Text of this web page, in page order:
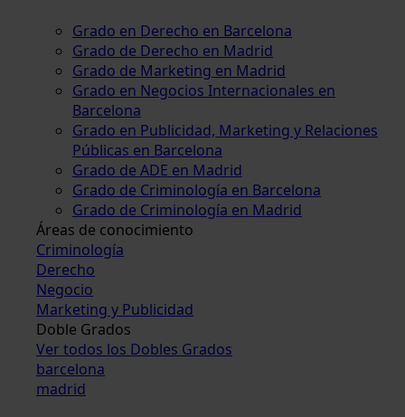
Grado en Derecho en Barcelona
Grado de Derecho en Madrid
Grado de Marketing en Madrid
Grado en Negocios Internacionales en
Barcelona
Grado en Publicidad, Marketing y Relaciones
Públicas en Barcelona
Grado de ADE en Madrid
Grado de Criminología en Barcelona
Grado de Criminología en Madrid
Áreas de conocimiento
Criminología
Derecho
Negocio
Marketing y Publicidad
Doble Grados
Ver todos los Dobles Grados
barcelona
madrid